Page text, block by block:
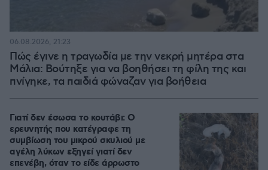
Πώς έγινε η τραγωδία με την νεκρή μητέρα στα
Μάλια: Βούτηξε για να βοηθήσει τη φίλη της και
πνίγηκε, τα παιδιά φώναζαν για βοήθεια
06.08.2026, 21:23
Γιατί δεν έσωσα το κουτάβι: Ο
ερευνητής που κατέγραφε τη
συμβίωση του μικρού σκυλιού με
αγέλη λύκων εξηγεί γιατί δεν
επενέβη, όταν το είδε άρρωστο